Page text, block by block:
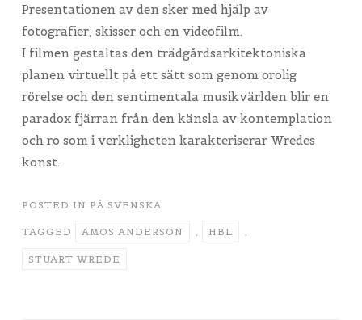
Presentationen av den sker med hjälp av
fotografier, skisser och en videofilm.
I filmen gestaltas den trädgårdsarkitektoniska
planen virtuellt på ett sätt som genom orolig
rörelse och den sentimentala musikvärlden blir en
paradox fjärran från den känsla av kontemplation
och ro som i verkligheten karakteriserar Wredes
konst.
POSTED IN PÅ SVENSKA
TAGGED AMOS ANDERSON , HBL ,
STUART WREDE